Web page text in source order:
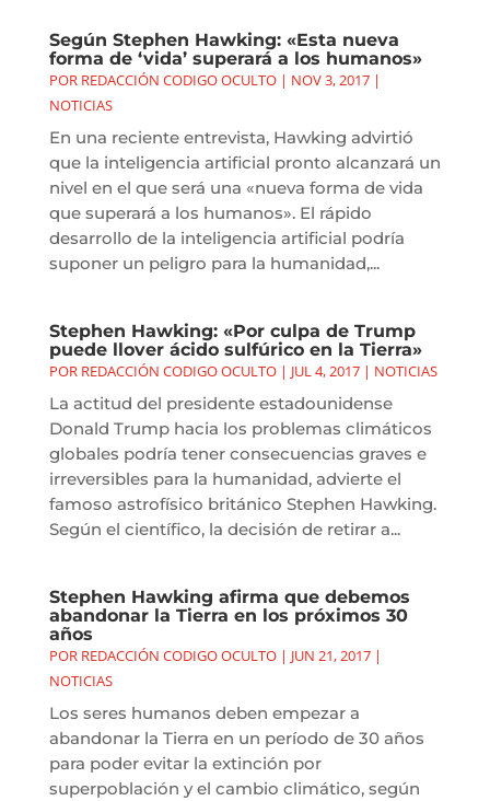
Según Stephen Hawking: «Esta nueva
forma de ‘vida’ superará a los humanos»
POR REDACCIÓN CODIGO OCULTO| NOV 3, 2017|
NOTICIAS
En una reciente entrevista, Hawking advirtió
que la inteligencia artificial pronto alcanzará un
nivel en el que será una «nueva forma de vida
que superará a los humanos». El rápido
desarrollo de la inteligencia artificial podría
suponer un peligro para la humanidad,...
Stephen Hawking: «Por culpa de Trump
puede llover ácido sulfúrico en la Tierra»
POR REDACCIÓN CODIGO OCULTO| JUL 4, 2017| NOTICIAS
La actitud del presidente estadounidense
Donald Trump hacia los problemas climáticos
globales podría tener consecuencias graves e
irreversibles para la humanidad, advierte el
famoso astrofísico británico Stephen Hawking.
Según el científico, la decisión de retirar a...
Stephen Hawking afirma que debemos
abandonar la Tierra en los próximos 30
años
POR REDACCIÓN CODIGO OCULTO| JUN 21, 2017|
NOTICIAS
Los seres humanos deben empezar a
abandonar la Tierra en un período de 30 años
para poder evitar la extinción por
superpoblación y el cambio climático, según